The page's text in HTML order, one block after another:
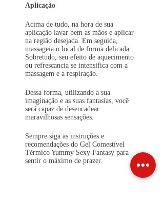
Aplicação
Acima de tudo, na hora de sua
aplicação lavar bem as mãos e aplicar
na região desejada. Em seguida,
massageia o local de forma delicada.
Sobretudo, seu efeito de aquecimento
ou refrescancia se intensifica com a
massagem e a respiração.
Dessa forma, utilizando a sua
imaginação e as suas fantasias, você
será capaz de desencadear
maravilhosas sensações.
Sempre siga as instruções e
recomendações do Gel Comestível
Térmico Yummy Sexy Fantasy para
sentir o máximo de prazer.